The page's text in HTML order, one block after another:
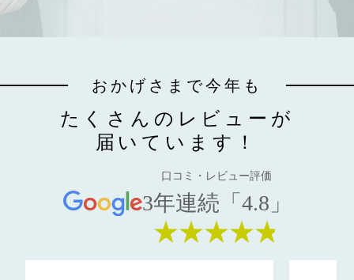
おかげさまで今年も
たくさんのレビューが
届いています！
口コミ・レビュー評価
3年連続「4.8」
★★★★★